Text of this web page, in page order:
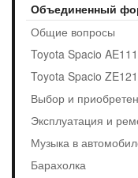
Объединенный
Общие вопросы
Toyota Spacio
Toyota Spacio
Выбор и
Эксплуатация и
Музыка в
Барахолка